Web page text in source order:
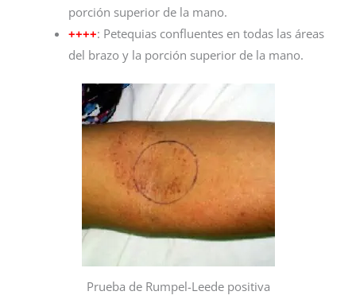
porción superior de la mano.
++++: Petequias confluentes en todas las áreas
del brazo y la porción superior de la mano.
Prueba de Rumpel-Leede positiva